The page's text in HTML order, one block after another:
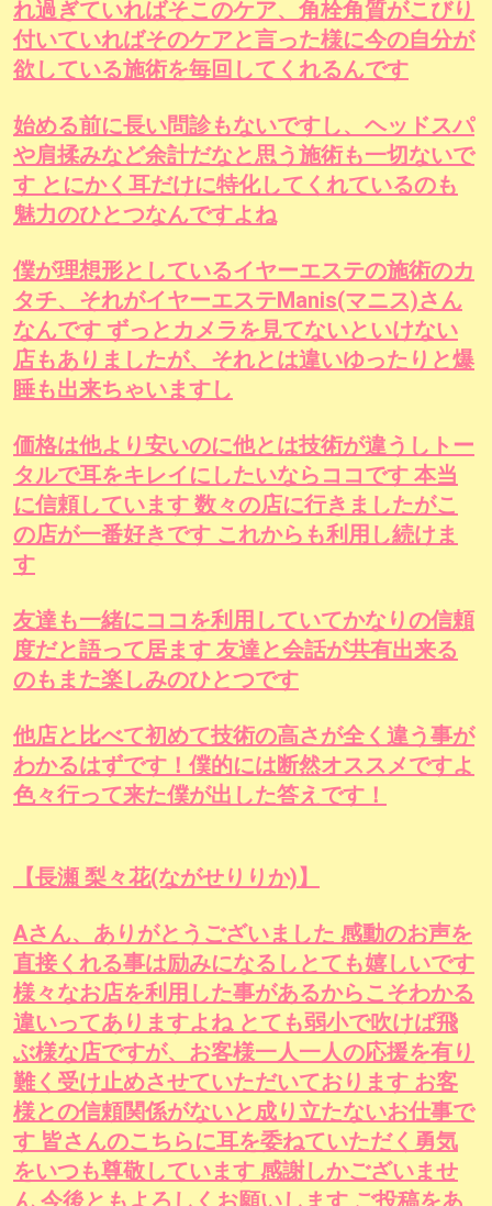
れ過ぎていればそこのケア、角栓角質がこびり
付いていればそのケアと言った様に今の自分が
欲している施術を毎回してくれるんです
始める前に長い問診もないですし、ヘッドスパ
や肩揉みなど余計だなと思う施術も一切ないで
す とにかく耳だけに特化してくれているのも
魅力のひとつなんですよね
僕が理想形としているイヤーエステの施術のカ
タチ、それがイヤーエステManis(マニス)さん
なんです ずっとカメラを見てないといけない
店もありましたが、それとは違いゆったりと爆
睡も出来ちゃいますし
価格は他より安いのに他とは技術が違うしトー
タルで耳をキレイにしたいならココです 本当
に信頼しています 数々の店に行きましたがこ
の店が一番好きです これからも利用し続けま
す
友達も一緒にココを利用していてかなりの信頼
度だと語って居ます 友達と会話が共有出来る
のもまた楽しみのひとつです
他店と比べて初めて技術の高さが全く違う事が
わかるはずです！僕的には断然オススメですよ
色々行って来た僕が出した答えです！
【長瀬 梨々花(ながせりりか)】
Aさん、ありがとうございました 感動のお声を
直接くれる事は励みになるしとても嬉しいです
様々なお店を利用した事があるからこそわかる
違いってありますよね とても弱小で吹けば飛
ぶ様な店ですが、お客様一人一人の応援を有り
難く受け止めさせていただいております お客
様との信頼関係がないと成り立たないお仕事で
す 皆さんのこちらに耳を委ねていただく勇気
をいつも尊敬しています 感謝しかございませ
ん 今後ともよろしくお願いします ご投稿をあ